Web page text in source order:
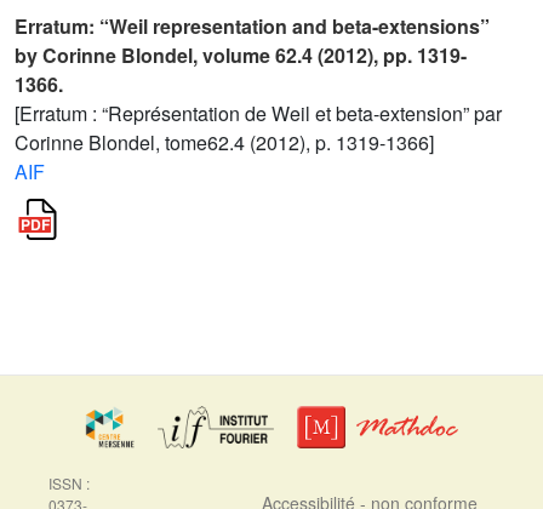
Erratum: “Weil representation and beta-extensions”
by Corinne Blondel, volume 62.4 (2012), pp. 1319-
1366.
[Erratum : “Représentation de Weil et beta-extension” par
Corinne Blondel, tome62.4 (2012), p. 1319-1366]
AIF
ISSN :
0373-
Accessibilité - non conforme